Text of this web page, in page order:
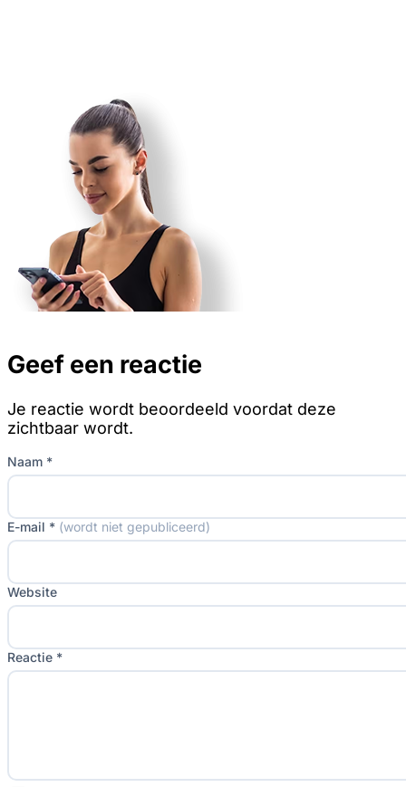
Geef een reactie
Je reactie wordt beoordeeld voordat deze
zichtbaar wordt.
Naam *
E-mail * (wordt niet gepubliceerd)
Website
Reactie *